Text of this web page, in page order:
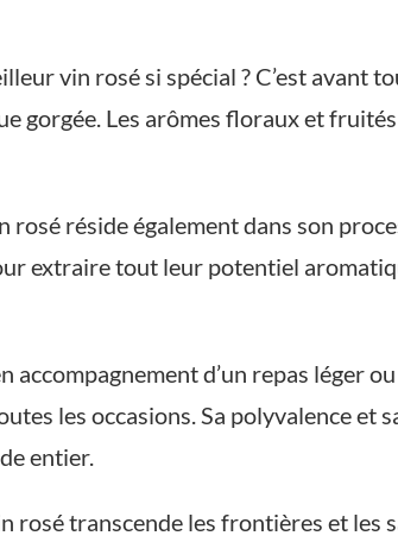
vin rosé si spécial ? C’est
gorgée. Les arômes floraux et
rosé réside également dans son
extraire tout leur potentiel
accompagnement d’un repas léger
les occasions. Sa polyvalence et
entier.
rosé transcende les frontières et